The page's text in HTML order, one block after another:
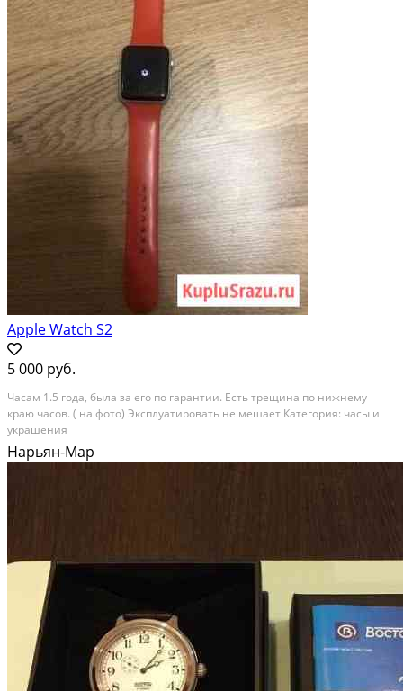
Apple Watch S2
5 000 руб.
Часам 1.5 года, была за его по гарантии. Есть трещина по нижнему
краю часов. ( на фото) Эксплуатировать не мешает Категория: часы и
украшения
Нарьян-Мар